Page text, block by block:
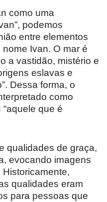
como uma
podemos
entre elementos
Ivan. O mar é
a vastidão, mistério e
eslavas e
Dessa forma, o
como
“aquele que é
qualidades de graça,
evocando imagens
qualidades eram
para pessoas que